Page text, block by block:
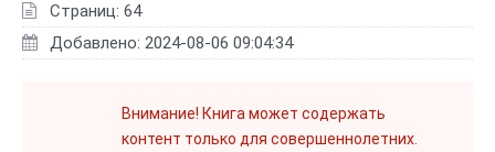
Страниц: 64
Добавлено: 2024-08-06 09:04:34
Внимание! Книга может содержать
контент только для совершеннолетних.